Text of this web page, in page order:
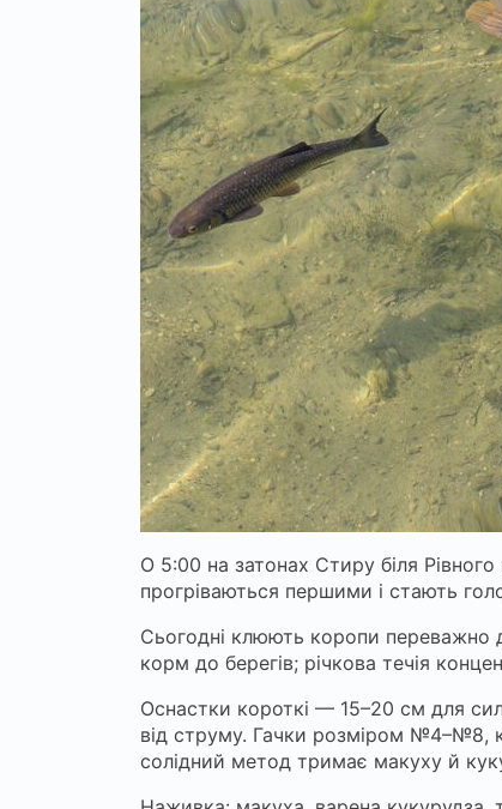
О 5:00 на затонах Стиру біля
прогріваються першими і стають
Сьогодні клюють коропи переважно
корм до берегів; річкова течія
Оснастки короткі — 15–20 см для
від струму. Гачки розміром №4–№8,
солідний метод тримає макуху й